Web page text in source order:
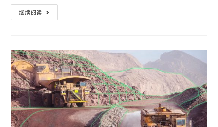
继续阅读